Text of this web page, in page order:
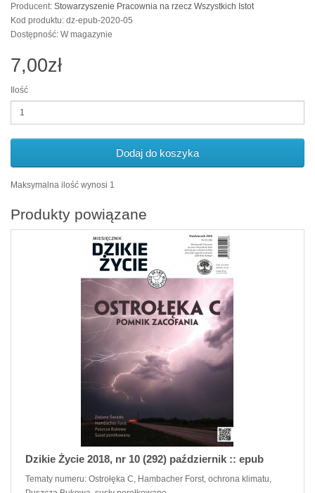
Producent: Stowarzyszenie Pracownia na rzecz Wszystkich Istot
Kod produktu: dz-epub-2020-05
Dostępność: W magazynie
7,00zł
Ilość
Dodaj do koszyka
Maksymalna ilość wynosi 1
Produkty powiązane
Dzikie Życie 2018, nr 10 (292) październik :: epub
Tematy numeru: Ostrołęka C, Hambacher Forst, ochrona klimatu,